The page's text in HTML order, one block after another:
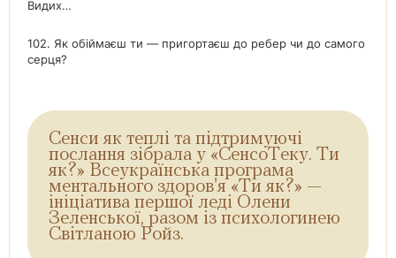
Видих…
102. Як обіймаєш ти — пригортаєш до ребер чи до самого
серця?
Сенси як теплі та підтримуючі
послання зібрала у «СенсоТеку. Ти
як?» Всеукраїнська програма
ментального здоров'я «Ти як?» —
ініціатива першої леді Олени
Зеленської, разом із психологинею
Світланою Ройз.